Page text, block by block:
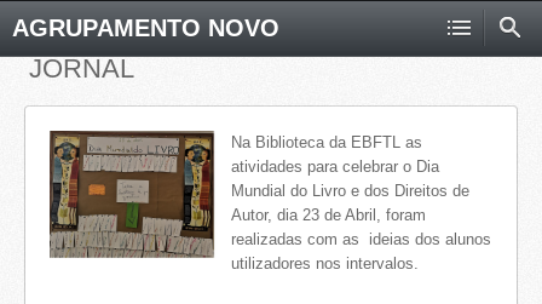
AGRUPAMENTO NOVO
JORNAL
Na Biblioteca da EBFTL as
atividades para celebrar o Dia
Mundial do Livro e dos Direitos de
Autor, dia 23 de Abril, foram
realizadas com as ideias dos alunos
utilizadores nos intervalos.